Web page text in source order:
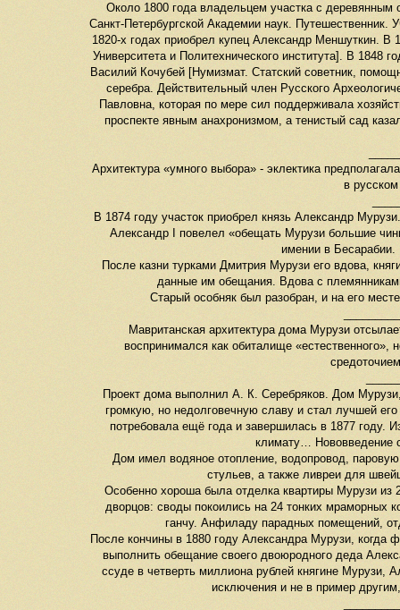
Около 1800 года владельцем участка с
Санкт-Петербургской Академии наук. Путешественник.
1820-х годах приобрел купец Александр Меншуткин. В
Университета и Политехнического института]. В 1848
Василий Кочубей [Нумизмат. Статский советник,
серебра. Действительный член Русского
Павловна, которая по мере сил поддерживала
проспекте явным анахронизмом, а тенистый сад
Архитектура «умного выбора» - эклектика
в
В 1874 году участок приобрел князь Александр
Александр I повелел «обещать Мурузи большие
имении в Бесарабии.
После казни турками Дмитрия Мурузи его вдова,
данные им обещания. Вдова с
Старый особняк был разобран, и на его
Мавританская архитектура дома Мурузи
воспринимался как обиталище «естественного»,
Проект дома выполнил А. К. Серебряков. Дом
громкую, но недолговечную славу и стал лучшей
потребовала ещё года и завершилась в 1877 году.
климату… Нововведение
Дом имел водяное отопление, водопровод,
стульев, а также ливреи для
Особенно хороша была отделка квартиры Мурузи из
дворцов: своды покоились на 24 тонких мраморных
ганчу. Анфиладу парадных помещений,
После кончины в 1880 году Александра Мурузи,
выполнить обещание своего двоюродного деда
ссуде в четверть миллиона рублей княгине Мурузи,
исключения и не в пример